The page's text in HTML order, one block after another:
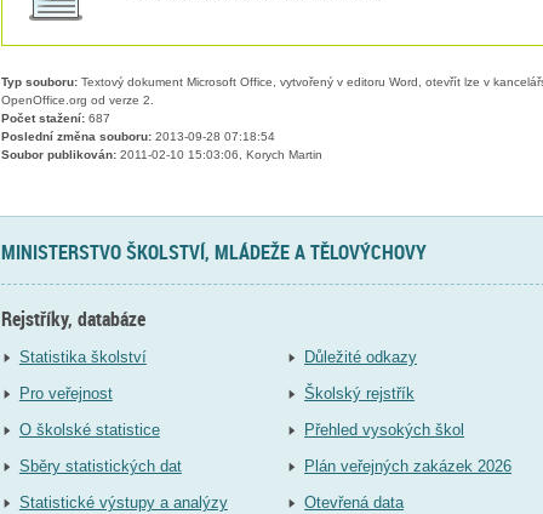
Typ souboru:Textový dokument Microsoft Office, vytvořený v editoru Word, otevřít lze v
OpenOffice.org od verze 2.
Počet stažení:687
Poslední změna souboru:2013-09-28 07:18:54
Soubor publikován:2011-02-10 15:03:06, Korych Martin
MINISTERSTVO ŠKOLSTVÍ, MLÁDEŽE A TĚLOVÝCHOVY
Rejstříky, databáze
Statistika školství
Pro veřejnost
O školské statistice
Sběry statistických dat
Statistické výstupy a analýzy
Důležité odkazy
Školský rejstřík
Přehled vysokých škol
Plán veřejných zakázek 2026
Otevřená data